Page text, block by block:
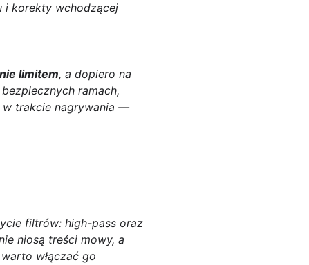
i korekty wchodzącej
limitem, a dopiero na
ramach,
w trakcie nagrywania —
filtrów: high-pass oraz
niosą treści mowy, a
włączać go